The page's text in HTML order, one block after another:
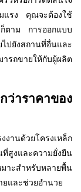
มแรง คุณจะต้องใช้
ตาม การออกแบบ
ปยังสถานที่อื่นและ
ถขายให้กับผู้ผลิต
ว่าราคาของ
านด้วยโครงเหล็ก
สูงและความยั่งยืน
าะสำหรับหลายพื้น
ยและช่วยอำนวย